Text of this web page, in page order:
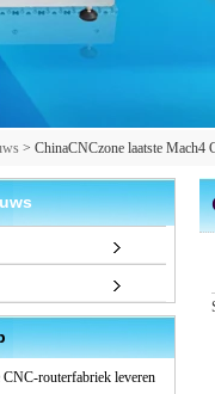
> ChinaCNCzone laatste
CNC-routerfabriek leveren